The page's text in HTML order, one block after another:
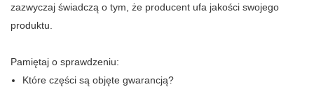
zazwyczaj świadczą o tym, że producent ufa jakości swojego
produktu.
Pamiętaj o sprawdzeniu:
Które części są objęte gwarancją?